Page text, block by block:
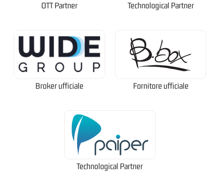
OTT Partner Technological Partner
Broker ufficiale Fornitore ufficiale
Technological Partner